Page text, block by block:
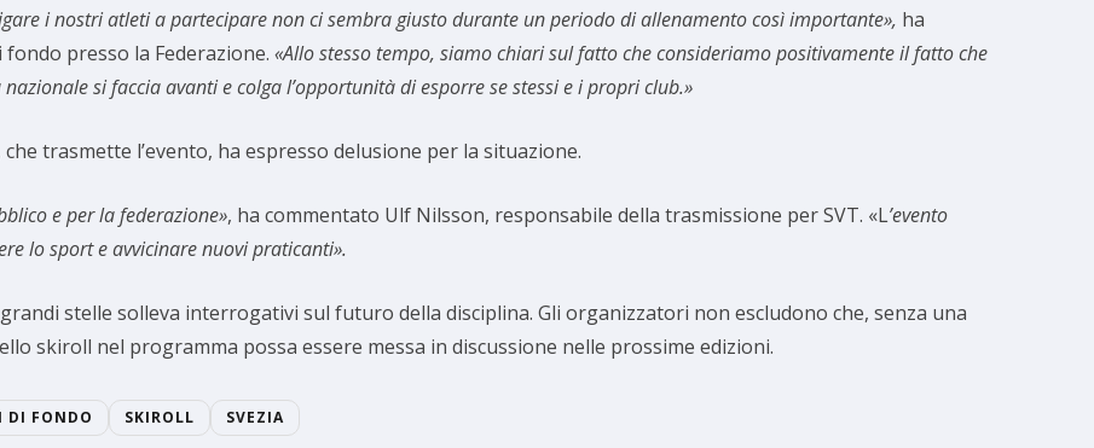
i nostri atleti a partecipare non ci sembra giusto durante un periodo di allenamento così importante», ha
presso la Federazione. «Allo stesso tempo, siamo chiari sul fatto che consideriamo positivamente il fatto che
si faccia avanti e colga l’opportunità di esporre se stessi e i propri club.»
che trasmette l’evento, ha espresso delusione per la situazione.
e per la federazione», ha commentato Ulf Nilsson, responsabile della trasmissione per SVT. «L’evento
lo sport e avvicinare nuovi praticanti».
stelle solleva interrogativi sul futuro della disciplina. Gli organizzatori non escludono che, senza una
skiroll nel programma possa essere messa in discussione nelle prossime edizioni.
DI FONDO SKIROLL SVEZIA